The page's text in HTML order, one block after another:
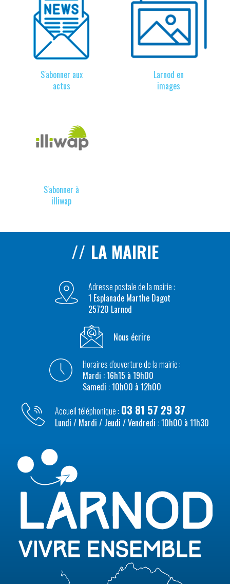
S'abonner aux
actus
Larnod en
images
S'abonner à
illiwap
LA MAIRIE
Adresse postale de la mairie :
1 Esplanade Marthe Dagot
25720 Larnod
Nous écrire
Horaires d'ouverture de la mairie :
Mardi : 16h15 à 19h00
Samedi : 10h00 à 12h00
Accueil téléphonique : 03 81 57 29 37
Lundi / Mardi / Jeudi / Vendredi : 10h00 à 11h30